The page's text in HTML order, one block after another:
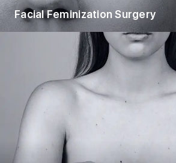
Facial Feminization Surgery